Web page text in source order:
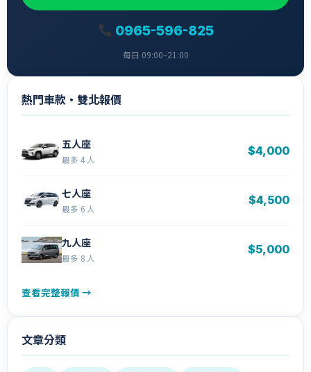
0965-596-825
每日 09:00–21:00
熱門車款・雙北報價
五人座
最多 4 人
$4,000
七人座
最多 6 人
$4,500
九人座
最多 8 人
$5,000
查看完整報價 →
文章分類